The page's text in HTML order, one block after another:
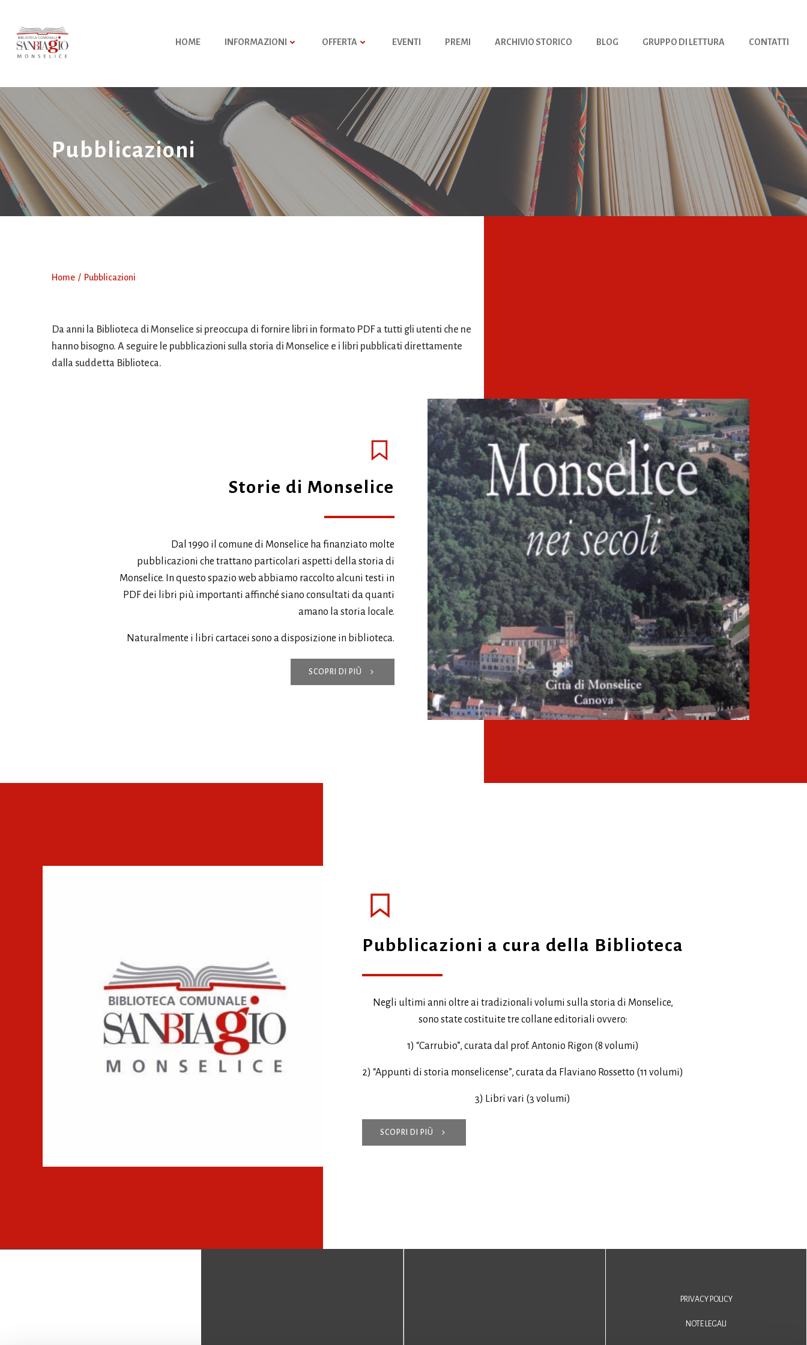
contenuto
HOME INFORMAZIONI OFFERTA EVENTI PREMI ARCHIVIO STORICO BLOG GRUPPO DI LETTURA CONTATTI
Pubblicazioni
Home Pubblicazioni
Da anni la Biblioteca di Monselice si preoccupa di fornire libri in formato PDF a tutti gli utenti che ne
hanno bisogno. A seguire le pubblicazioni sulla storia di Monselice e i libri pubblicati direttamente
dalla suddetta Biblioteca.
Storie di Monselice
Dal 1990 il comune di Monselice ha finanziato molte
pubblicazioni che trattano particolari aspetti della storia di
Monselice. In questo spazio web abbiamo raccolto alcuni testi in
PDF dei libri più importanti affinché siano consultati da quanti
amano la storia locale.
Naturalmente i libri cartacei sono a disposizione in biblioteca.
SCOPRI DI PIÙ
Pubblicazioni a cura della Biblioteca
Negli ultimi anni oltre ai tradizionali volumi sulla storia di Monselice,
sono state costituite tre collane editoriali ovvero:
1) “Carrubio”, curata dal prof. Antonio Rigon (8 volumi)
2) “Appunti di storia monselicense”, curata da Flaviano Rossetto (11 volumi)
3) Libri vari (3 volumi)
SCOPRI DI PIÙ
PRIVACY POLICY
NOTE LEGALI